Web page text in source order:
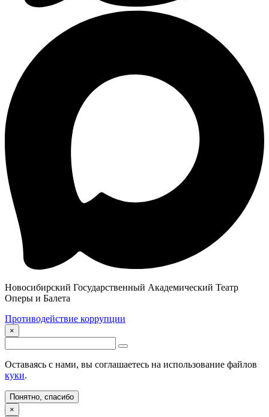
Новосибирский Государственный Академический Театр
Оперы и Балета
Противодействие коррупции
×
Оставаясь с нами, вы соглашаетесь на использование файлов
куки.
Понятно, спасибо
×